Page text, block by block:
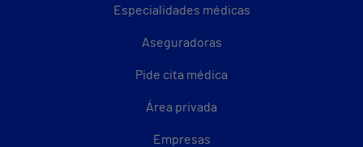
Especialidades médicas
Aseguradoras
Pide cita médica
Área privada
Empresas